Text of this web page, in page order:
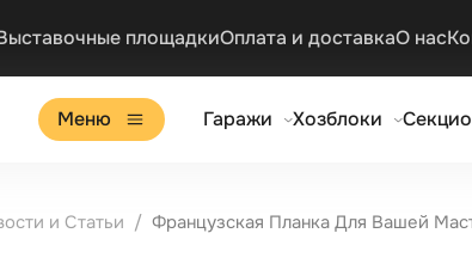
площадкиОплата и доставкаО нас
Меню Гаражи Хозблоки
и Статьи Французская Планка Для Вашей